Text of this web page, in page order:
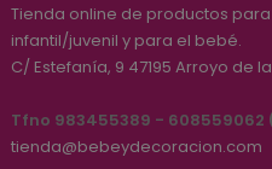
Tienda online de productos
infantil/juvenil y para el bebé.
C/ Estefanía, 9 47195 Arroyo de
Tfno 983455389 - 608559062
tienda@bebeydecoracion.com